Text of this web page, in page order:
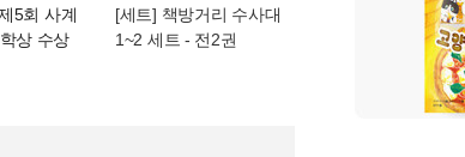
5회 사계
상 수상
[세트] 책방거리 수사대
1~2 세트 - 전2권